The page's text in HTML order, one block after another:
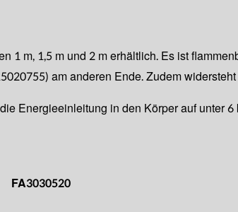
1 m, 1,5 m und 2 m erhältlich. Es ist
am anderen Ende. Zudem
Energieeinleitung in den Körper auf unter 6
FA3030520